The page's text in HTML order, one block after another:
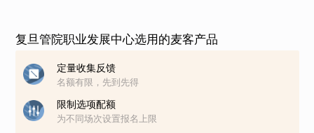
复旦管院职业发展中心选用的麦客产品
定量收集反馈
名额有限，先到先得
限制选项配额
为不同场次设置报名上限